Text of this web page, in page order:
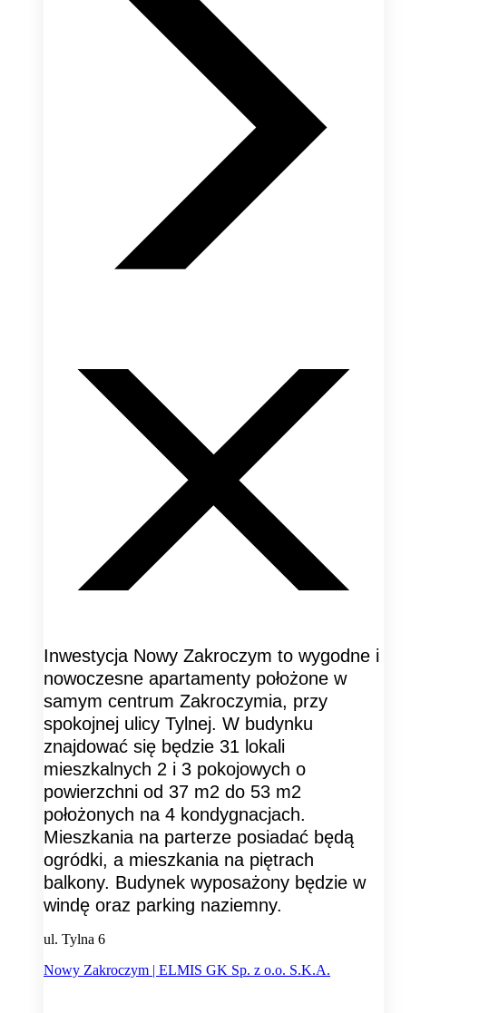
Inwestycja Nowy Zakroczym to wygodne i
nowoczesne apartamenty położone w
samym centrum Zakroczymia, przy
spokojnej ulicy Tylnej. W budynku
znajdować się będzie 31 lokali
mieszkalnych 2 i 3 pokojowych o
powierzchni od 37 m2 do 53 m2
położonych na 4 kondygnacjach.
Mieszkania na parterze posiadać będą
ogródki, a mieszkania na piętrach
balkony. Budynek wyposażony będzie w
windę oraz parking naziemny.
ul. Tylna 6
Nowy Zakroczym | ELMIS GK Sp. z o.o. S.K.A.